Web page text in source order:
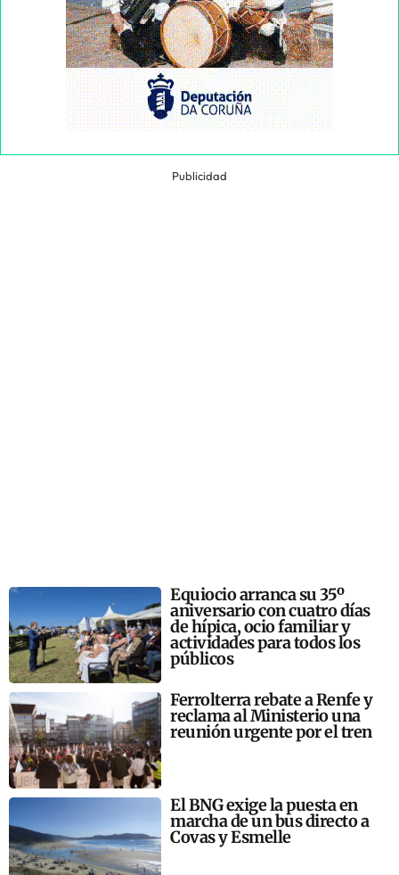
Publicidad
Equiocio arranca su 35º
aniversario con cuatro días
de hípica, ocio familiar y
actividades para todos los
públicos
Ferrolterra rebate a Renfe y
reclama al Ministerio una
reunión urgente por el tren
El BNG exige la puesta en
marcha de un bus directo a
Covas y Esmelle